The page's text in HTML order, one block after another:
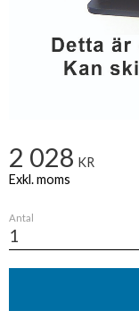
2 028 KR
Antal